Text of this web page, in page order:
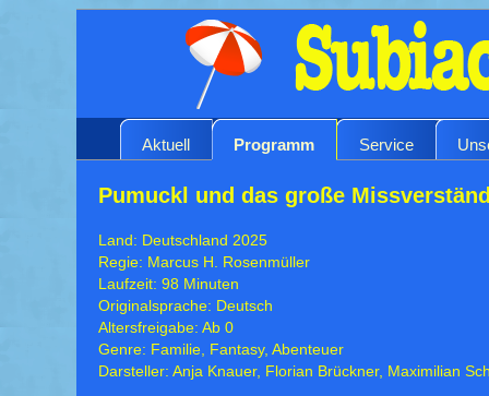
Aktuell Programm Service
Pumuckl und das große
Land: Deutschland 2025
Regie: Marcus H. Rosenmüller
Laufzeit: 98 Minuten
Originalsprache: Deutsch
Altersfreigabe: Ab 0
Genre: Familie, Fantasy, Abenteuer
Darsteller: Anja Knauer, Florian Brückner, Maximilian